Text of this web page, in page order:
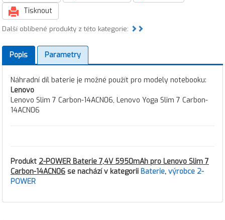
Tisknout
Další oblíbené produkty z této kategorie:
Popis Parametry
Náhradní díl baterie je možné použít pro modely notebooku:
Lenovo
Lenovo Slim 7 Carbon-14ACN06, Lenovo Yoga Slim 7 Carbon-
14ACN06
Produkt 2-POWER Baterie 7,4V 5950mAh pro Lenovo Slim 7
Carbon-14ACN06 se nachází v kategorii Baterie, výrobce 2-
POWER